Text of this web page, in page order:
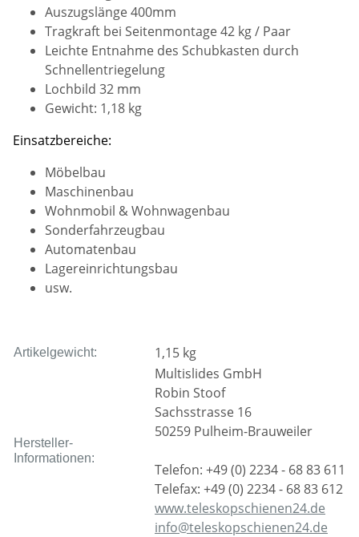
Auszugslänge 400mm
Tragkraft bei Seitenmontage 42 kg / Paar
Leichte Entnahme des Schubkasten durch
Schnellentriegelung
Lochbild 32 mm
Gewicht: 1,18 kg
Einsatzbereiche:
Möbelbau
Maschinenbau
Wohnmobil & Wohnwagenbau
Sonderfahrzeugbau
Automatenbau
Lagereinrichtungsbau
usw.
Artikelgewicht: 1,15 kg
Hersteller-
Informationen:
Multislides GmbH
Robin Stoof
Sachsstrasse 16
50259 Pulheim-Brauweiler
Telefon: +49 (0) 2234 - 68 83 611
Telefax: +49 (0) 2234 - 68 83 612
www.teleskopschienen24.de
info@teleskopschienen24.de